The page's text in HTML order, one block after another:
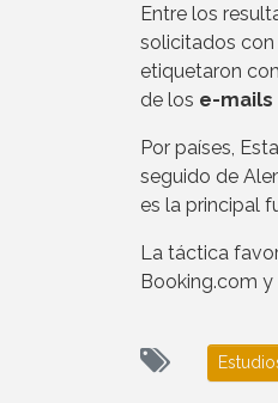
Entre los
solicitados con
etiquetaron
de los e-mails
Por países,
seguido de
es la principal
La táctica
Booking.com